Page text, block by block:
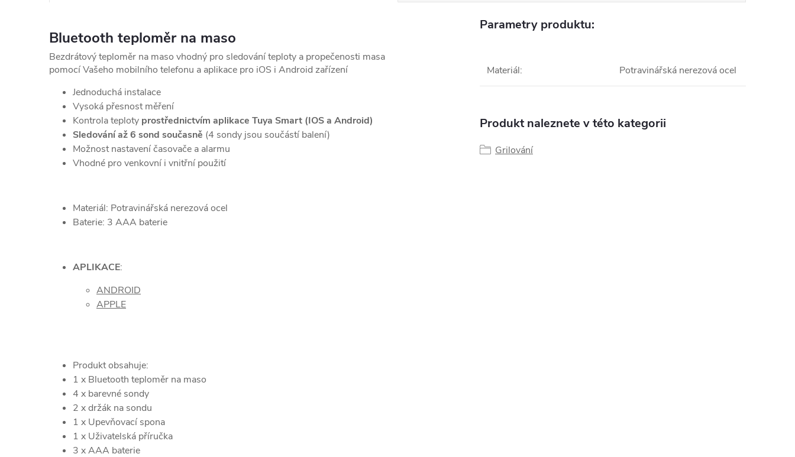
Bluetooth teploměr na maso
Bezdrátový teploměr na maso vhodný pro sledování teploty a propečenosti masa
pomocí Vašeho mobilního telefonu a aplikace pro iOS i Android zařízení
Jednoduchá instalace
Vysoká přesnost měření
Kontrola teploty prostřednictvím aplikace Tuya Smart (IOS a Android)
Sledování až 6 sond současně (4 sondy jsou součástí balení)
Možnost nastavení časovače a alarmu
Vhodné pro venkovní i vnitřní použití
Materiál: Potravinářská nerezová ocel
Baterie: 3 AAA baterie
APLIKACE:
ANDROID
APPLE
Produkt obsahuje:
1 x Bluetooth teploměr na maso
4 x barevné sondy
2 x držák na sondu
1 x Upevňovací spona
1 x Uživatelská příručka
3 x AAA baterie
Parametry produktu:
Materiál: Potravinářská nerezová ocel
Produkt naleznete v této kategorii
Grilování